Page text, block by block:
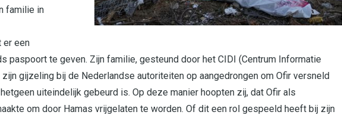
familie in
er een
paspoort te geven. Zijn familie, gesteund door het CIDI (Centrum Informatie
gijzeling bij de Nederlandse autoriteiten op aangedrongen om Ofir versneld
uiteindelijk gebeurd is. Op deze manier hoopten zij, dat Ofir als
om door Hamas vrijgelaten te worden. Of dit een rol gespeeld heeft bij zijn